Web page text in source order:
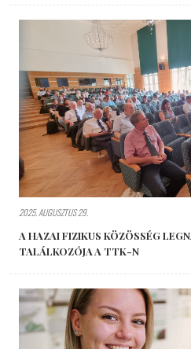
2025. AUGUSZTUS 29.
A HAZAI FIZIKUS KÖZÖSSÉG
TALÁLKOZÓJA A TTK-N